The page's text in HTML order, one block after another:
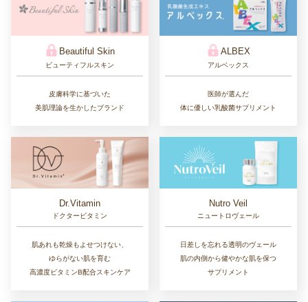
Beautiful Skin
ビューティフルスキン
皮膚科学に基づいた
美肌理論を生かしたブランド
ALBEX
アルベックス
医師が選んだ
体に優しい乳酸菌サプリメント
Dr.Vitamin
ドクタービタミン
肌あれも乾燥もよせつけない、
ゆらがない肌を育む
高濃度ビタミンB配合スキンケア
Nutro Veil
ニュートロヴェール
日差しを忘れる透明のヴェール
肌の内側から健やかな肌を保つ
サプリメント